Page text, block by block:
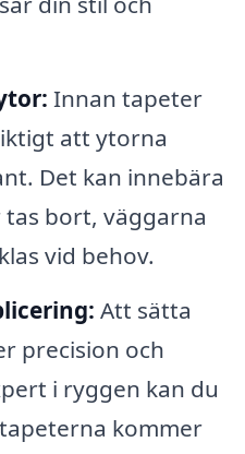
Innan tapeter
att ytorna
Det kan innebära
bort, väggarna
vid behov.
Att sätta
precision och
i ryggen kan du
kommer